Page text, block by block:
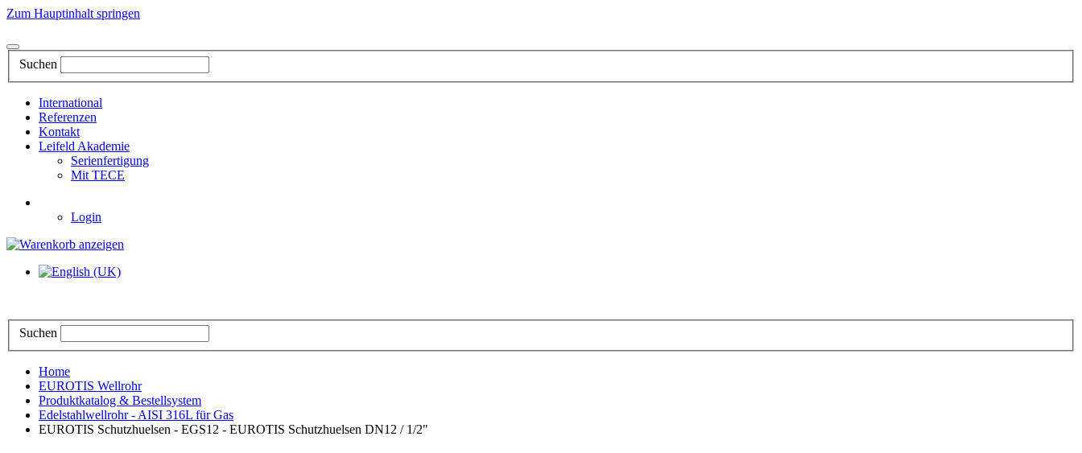
Zum Hauptinhalt springen
Suchen
International
Referenzen
Kontakt
Leifeld Akademie
Serienfertigung
Mit TECE
Login
Suchen
Home
EUROTIS Wellrohr
Produktkatalog & Bestellsystem
Edelstahlwellrohr - AISI 316L für Gas
EUROTIS Schutzhuelsen - EGS12 - EUROTIS Schutzhuelsen DN12 / 1/2"